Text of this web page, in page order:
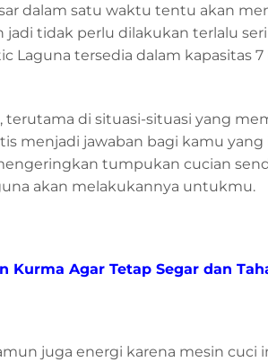
dalam satu waktu tentu akan
jadi tidak perlu dilakukan terlalu
Laguna tersedia dalam kapasitas 7
di situasi-situasi yang
menjadi jawaban bagi kamu
tumpukan cucian
akan melakukannya untukmu.
Kurma Agar Tetap Segar dan
juga energi karena mesin cuci